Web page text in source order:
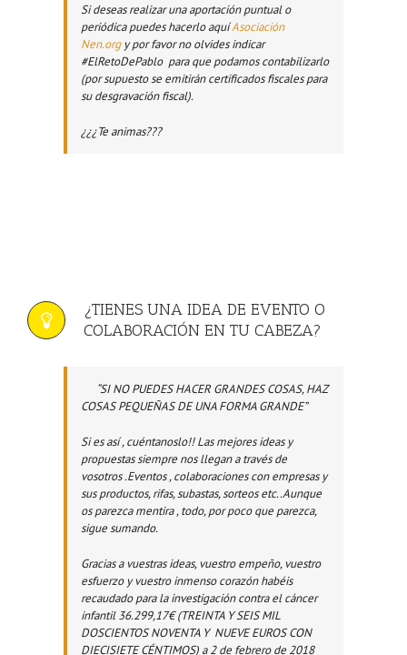
Si deseas realizar una aportación puntual o
periódica puedes hacerlo aquíAsociación
Nen.orgy por favor no olvides indicar
#ElRetoDePablo para que podamos contabilizarlo
(por supuesto se emitirán certificados fiscales para
su desgravación fiscal).
¿¿¿Te animas???
¿TIENES UNA IDEA DE EVENTO O
COLABORACIÓN EN TU CABEZA?
“SI NO PUEDES HACER GRANDES COSAS, HAZ
COSAS PEQUEÑAS DE UNA FORMA GRANDE”
Si es así , cuéntanoslo!! Las mejores ideas y
propuestas siempre nos llegan a través de
vosotros .Eventos , colaboraciones con empresas y
sus productos, rifas, subastas, sorteos etc..Aunque
os parezca mentira , todo, por poco que parezca,
sigue sumando.
Gracias a vuestras ideas, vuestro empeño, vuestro
esfuerzo y vuestro inmenso corazón habéis
recaudado para la investigación contra el cáncer
infantil 36.299,17€ (TREINTA Y SEIS MIL
DOSCIENTOS NOVENTA Y NUEVE EUROS CON
DIECISIETE CÉNTIMOS) a 2 de febrero de 2018